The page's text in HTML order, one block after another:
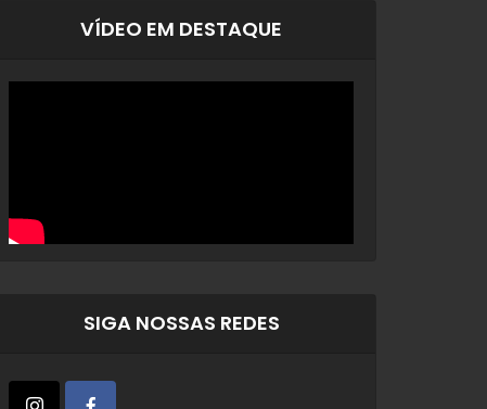
VÍDEO EM DESTAQUE
SIGA NOSSAS REDES